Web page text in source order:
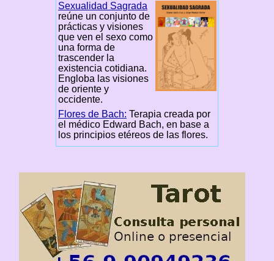
Sexualidad Sagrada
reúne un conjunto de
prácticas y visiones
que ven el sexo como
una forma de
trascender la
existencia cotidiana.
Engloba las visiones
de oriente y
occidente.
Flores de Bach: Terapia creada por
el médico Edward Bach, en base a
los principios etéreos de las flores.